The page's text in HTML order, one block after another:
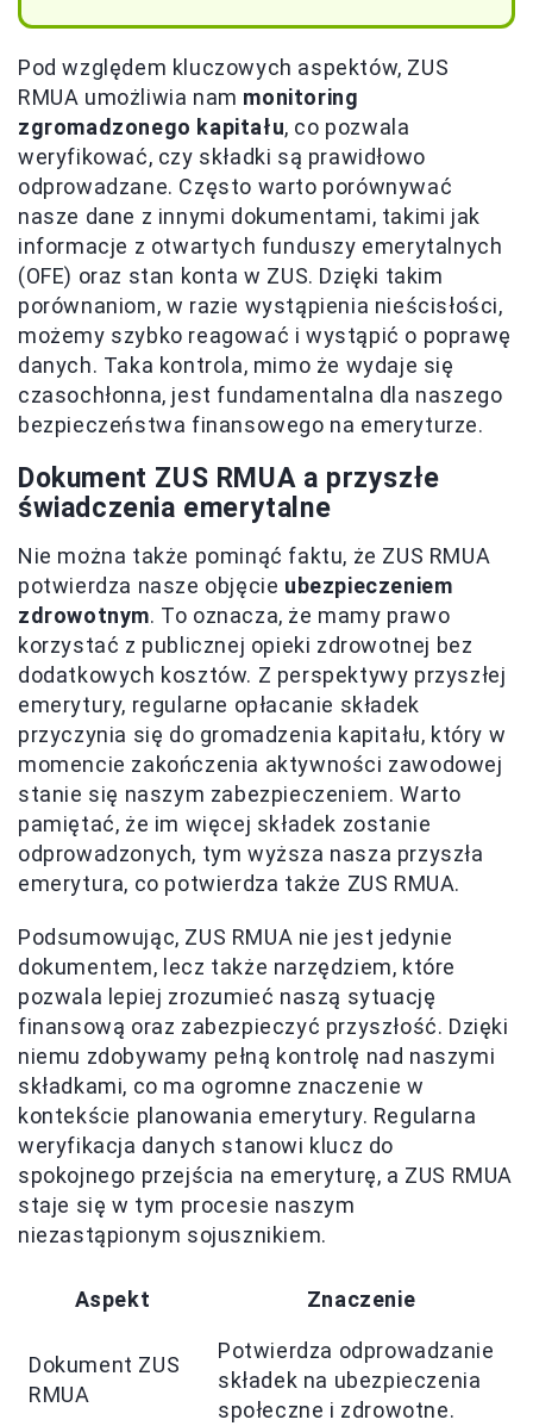
Pod względem kluczowych aspektów, ZUS
RMUA umożliwia nam monitoring
zgromadzonego kapitału, co pozwala
weryfikować, czy składki są prawidłowo
odprowadzane. Często warto porównywać
nasze dane z innymi dokumentami, takimi jak
informacje z otwartych funduszy emerytalnych
(OFE) oraz stan konta w ZUS. Dzięki takim
porównaniom, w razie wystąpienia nieścisłości,
możemy szybko reagować i wystąpić o poprawę
danych. Taka kontrola, mimo że wydaje się
czasochłonna, jest fundamentalna dla naszego
bezpieczeństwa finansowego na emeryturze.
Dokument ZUS RMUA a przyszłe
świadczenia emerytalne
Nie można także pominąć faktu, że ZUS RMUA
potwierdza nasze objęcie ubezpieczeniem
zdrowotnym. To oznacza, że mamy prawo
korzystać z publicznej opieki zdrowotnej bez
dodatkowych kosztów. Z perspektywy przyszłej
emerytury, regularne opłacanie składek
przyczynia się do gromadzenia kapitału, który w
momencie zakończenia aktywności zawodowej
stanie się naszym zabezpieczeniem. Warto
pamiętać, że im więcej składek zostanie
odprowadzonych, tym wyższa nasza przyszła
emerytura, co potwierdza także ZUS RMUA.
Podsumowując, ZUS RMUA nie jest jedynie
dokumentem, lecz także narzędziem, które
pozwala lepiej zrozumieć naszą sytuację
finansową oraz zabezpieczyć przyszłość. Dzięki
niemu zdobywamy pełną kontrolę nad naszymi
składkami, co ma ogromne znaczenie w
kontekście planowania emerytury. Regularna
weryfikacja danych stanowi klucz do
spokojnego przejścia na emeryturę, a ZUS RMUA
staje się w tym procesie naszym
niezastąpionym sojusznikiem.
Aspekt Znaczenie
Dokument ZUS
RMUA
Potwierdza odprowadzanie
składek na ubezpieczenia
społeczne i zdrowotne.